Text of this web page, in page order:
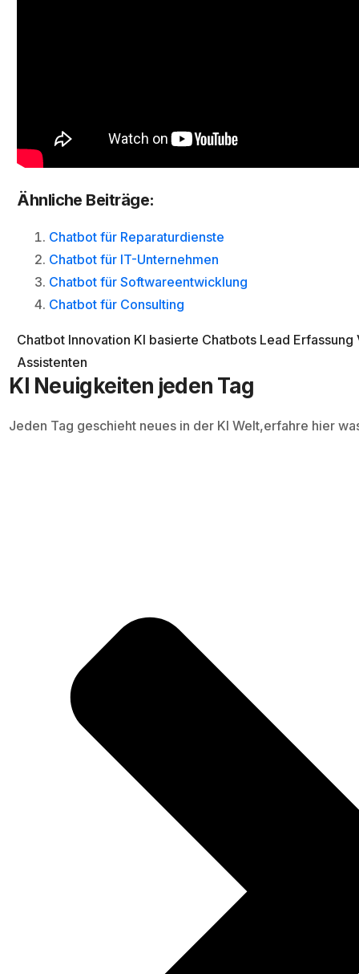
Ähnliche Beiträge:
Chatbot für Reparaturdienste
Chatbot für IT-Unternehmen
Chatbot für Softwareentwicklung
Chatbot für Consulting
Chatbot Innovation KI basierte Chatbots Lead Erfassung
Assistenten
KI Neuigkeiten jeden Tag
Jeden Tag geschieht neues in der KI Welt,erfahre hier